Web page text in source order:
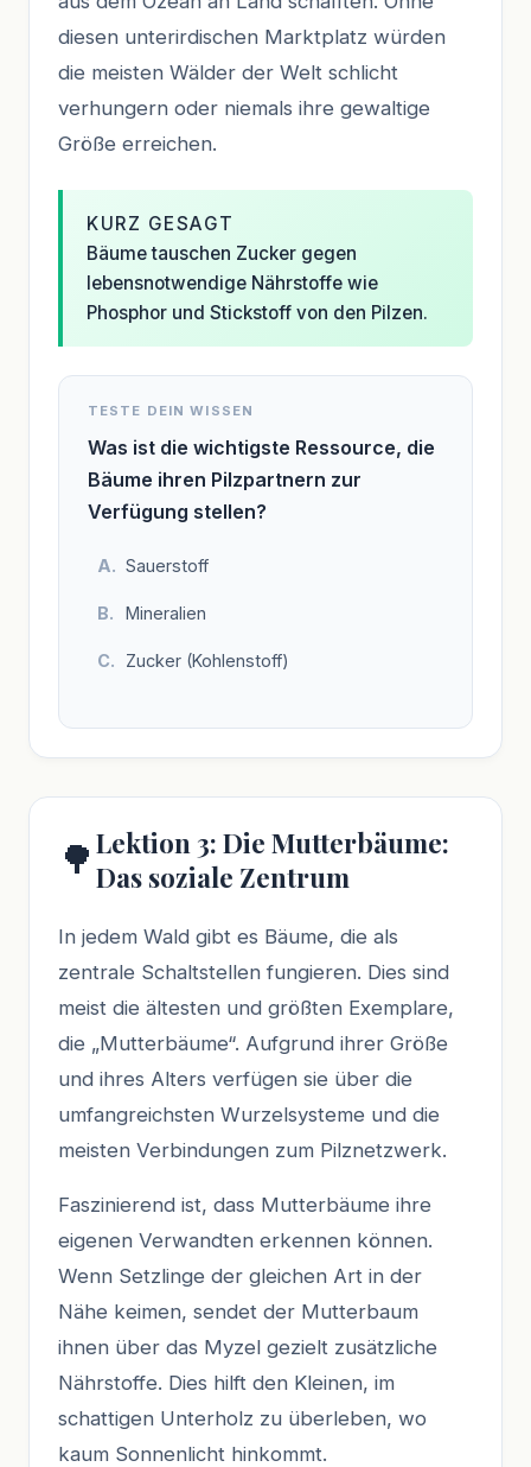
diesen unterirdischen Marktplatz würden
die meisten Wälder der Welt schlicht
verhungern oder niemals ihre gewaltige
Größe erreichen.
KURZ GESAGT
Bäume tauschen Zucker gegen
lebensnotwendige Nährstoffe wie
Phosphor und Stickstoff von den Pilzen.
TESTE DEIN WISSEN
Was ist die wichtigste Ressource, die
Bäume ihren Pilzpartnern zur
Verfügung stellen?
Sauerstoff
Mineralien
Zucker (Kohlenstoff)
🌳 Lektion 3: Die Mutterbäume:
Das soziale Zentrum
In jedem Wald gibt es Bäume, die als
zentrale Schaltstellen fungieren. Dies sind
meist die ältesten und größten Exemplare,
die „Mutterbäume“. Aufgrund ihrer Größe
und ihres Alters verfügen sie über die
umfangreichsten Wurzelsysteme und die
meisten Verbindungen zum Pilznetzwerk.
Faszinierend ist, dass Mutterbäume ihre
eigenen Verwandten erkennen können.
Wenn Setzlinge der gleichen Art in der
Nähe keimen, sendet der Mutterbaum
ihnen über das Myzel gezielt zusätzliche
Nährstoffe. Dies hilft den Kleinen, im
schattigen Unterholz zu überleben, wo
kaum Sonnenlicht hinkommt.